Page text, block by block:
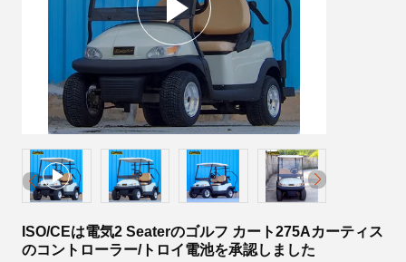
ISO/CEは電気2 Seaterのゴルフ カート275Aカーティス
のコントローラー/トロイ電池を承認しました